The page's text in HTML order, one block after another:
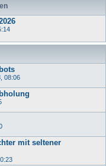
08:06
mit seltener